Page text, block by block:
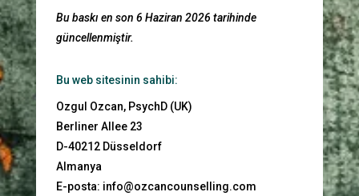
Bu baskı en son 6 Haziran 2026 tarihinde
güncellenmiştir.
Bu web sitesinin sahibi:
Ozgul Ozcan, PsychD (UK)
Berliner Allee 23
D-40212 Düsseldorf
Almanya
E-posta: info@ozcancounselling.com